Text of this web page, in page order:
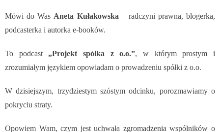
Mówi do Was Aneta Kułakowska – radczyni prawna, blogerka,
podcasterka i autorka e-booków.
To podcast „Projekt spółka z o.o.”, w którym prostym i
zrozumiałym językiem opowiadam o prowadzeniu spółki z o.o.
W dzisiejszym, trzydziestym szóstym odcinku, porozmawiamy o
pokryciu straty.
Opowiem Wam, czym jest uchwała zgromadzenia wspólników o